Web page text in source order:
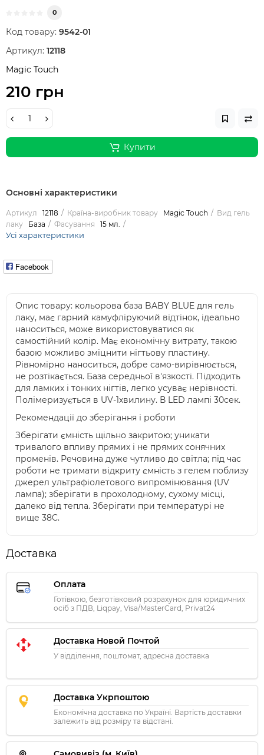
0
Код товару: 9542-01
Артикул: 12118
Magic Touch
210 грн
Купити
Основні характеристики
Артикул 12118 Країна-виробник товару Magic Touch
Вид гель
лаку
База Фасування 15 мл.
Усі характеристики
Facebook
Опис товару: кольорова база BABY BLUE для гель
лаку, має гарний камуфліруючий відтінок, ідеально
наноситься, може використовуватися як
самостійний колір. Має економічну витрату, такою
базою можливо зміцнити нігтьову пластину.
Рівномірно наноситься, добре само-вирівнюється,
не розтікається. База середньої в'язкості. Підходить
для ламких і тонких нігтів, легко усуває нерівності.
Полімеризується в UV-1хвилину. В LED лампі 30сек.
Рекомендації до зберігання і роботи
Зберігати ємність щільно закритою; уникати
тривалого впливу прямих і не прямих сонячних
променів. Речовина дуже чутливо до світла; під час
роботи не тримати відкриту ємність з гелем поблизу
джерел ультрафіолетового випромінювання (UV
лампа); зберігати в прохолодному, сухому місці,
далеко від тепла. Зберігати при температурі не
вище 38C.
Доставка
Оплата
Готівкою, безготівковий розрахунок для юридичних
осіб з ПДВ, Liqpay, Visa/MasterCard, Privat24
Доставка Новой Почтой
У відділення, поштомат, адресна доставка
Доставка Укрпоштою
Економічна доставка по Україні. Вартість доставки
залежить від розміру та відстані.